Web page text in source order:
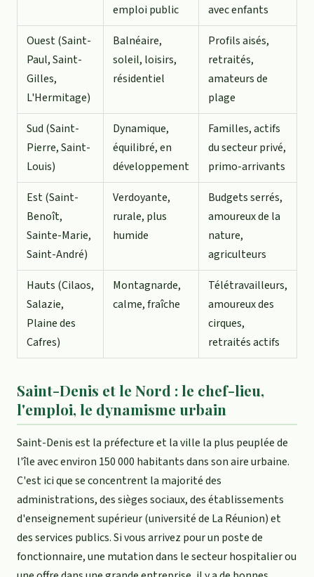
emploi public
avec enfants
Ouest (Saint-
Paul, Saint-
Gilles,
L'Hermitage)
Balnéaire,
soleil, loisirs,
résidentiel
Profils aisés,
retraités,
amateurs de
plage
Sud (Saint-
Pierre, Saint-
Louis)
Dynamique,
équilibré, en
développement
Familles, actifs
du secteur privé,
primo-arrivants
Est (Saint-
Benoît,
Sainte-Marie,
Saint-André)
Verdoyante,
rurale, plus
humide
Budgets serrés,
amoureux de la
nature,
agriculteurs
Hauts (Cilaos,
Salazie,
Plaine des
Cafres)
Montagnarde,
calme, fraîche
Télétravailleurs,
amoureux des
cirques,
retraités actifs
Saint-Denis et le Nord : le chef-lieu,
l'emploi, le dynamisme urbain
Saint-Denis est la préfecture et la ville la plus peuplée de
l'île avec environ 150 000 habitants dans son aire urbaine.
C'est ici que se concentrent la majorité des
administrations, des sièges sociaux, des établissements
d'enseignement supérieur (université de La Réunion) et
des services publics. Si vous arrivez pour un poste de
fonctionnaire, une mutation dans le secteur hospitalier ou